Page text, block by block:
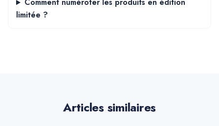
Comment numéroter les produits en édition
limitée ?
Articles similaires